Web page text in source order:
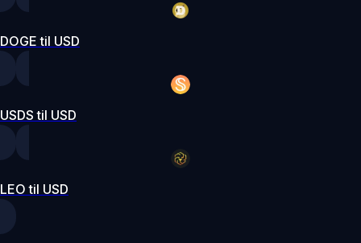
DOGE til USD
USDS til USD
LEO til USD